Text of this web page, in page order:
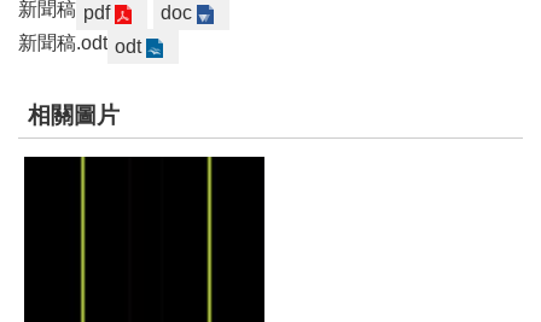
b
e
d
e
新聞稿 pdf
doc
新聞稿.odt odt
相關圖片